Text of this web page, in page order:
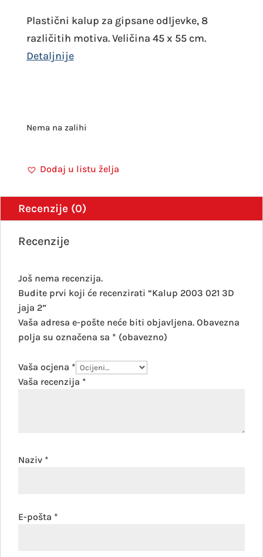
Plastični kalup za gipsane odljevke, 8
različitih motiva. Veličina 45 x 55 cm.
Nema na zalihi
Dodaj u listu želja
Recenzije (0)
Recenzije
Još nema recenzija.
Budite prvi koji će recenzirati “Kalup 2003 021 3D
jaja 2”
Vaša adresa e-pošte neće biti objavljena. Obavezna
polja su označena sa * (obavezno)
Vaša ocjena *
Vaša recenzija *
Naziv *
E-pošta *